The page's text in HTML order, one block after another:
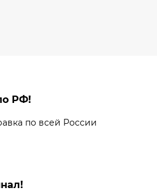
РФ!
по всей России